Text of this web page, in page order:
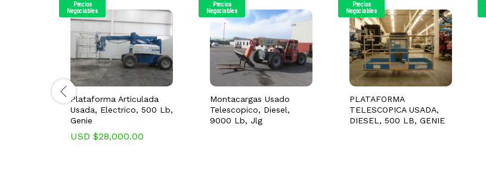
Precios
Negociables
Plataforma Articulada
Usada, Electrico, 500 Lb,
Genie
USD $28,000.00
Precios
Negociables
Montacargas Usado
Telescopico, Diesel,
9000 Lb, Jlg
Precios
Negociables
PLATAFORMA
TELESCOPICA USADA,
DIESEL, 500 LB, GENIE